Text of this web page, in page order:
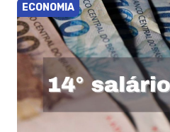
ECONOMIA